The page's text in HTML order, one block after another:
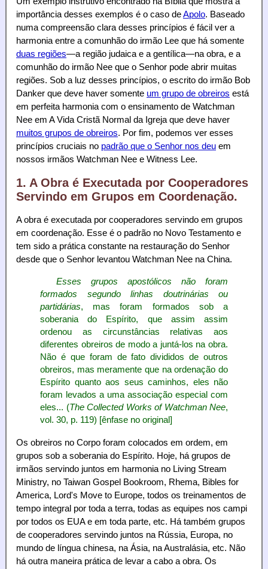
importância desses exemplos é o caso deApolo. Baseado
numa compreensão clara desses princípios é fácil ver a
harmonia entre a comunhão do irmão Lee que há somente
duas regiões—a região judaica e a gentílica—na obra, e a
comunhão do irmão Nee que o Senhor pode abrir muitas
regiões. Sob a luz desses princípios, o escrito do irmão Bob
Danker que deve haver somente um grupo de obreiros está
em perfeita harmonia com o ensinamento de Watchman
Nee em A Vida Cristã Normal da Igreja que deve haver
muitos grupos de obreiros. Por fim, podemos ver esses
princípios cruciais no padrão que o Senhor nos deu em
nossos irmãos Watchman Nee e Witness Lee.
1. A Obra é Executada por Cooperadores
Servindo em Grupos em Coordenação.
A obra é executada por cooperadores servindo em grupos
em coordenação. Esse é o padrão no Novo Testamento e
tem sido a prática constante na restauração do Senhor
desde que o Senhor levantou Watchman Nee na China.
Esses grupos apostólicos não foram
formados segundo linhas doutrinárias ou
partidárias, mas foram formados sob a
soberania do Espírito, que assim assim
ordenou as circunstâncias relativas aos
diferentes obreiros de modo a juntá-los na obra.
Não é que foram de fato divididos de outros
obreiros, mas meramente que na ordenação do
Espírito quanto aos seus caminhos, eles não
foram levados a uma associação especial com
eles... (The Collected Works of Watchman Nee,
vol. 30, p. 119) [ênfase no original]
Os obreiros no Corpo foram colocados em ordem, em
grupos sob a soberania do Espírito. Hoje, há grupos de
irmãos servindo juntos em harmonia no Living Stream
Ministry, no Taiwan Gospel Bookroom, Rhema, Bibles for
America, Lord's Move to Europe, todos os treinamentos de
tempo integral por toda a terra, todas as equipes nos campi
por todos os EUA e em toda parte, etc. Há também grupos
de cooperadores servindo juntos na Rússia, Europa, no
mundo de língua chinesa, na Ásia, na Australásia, etc. Não
há outra maneira prática de levar a cabo a obra. Os